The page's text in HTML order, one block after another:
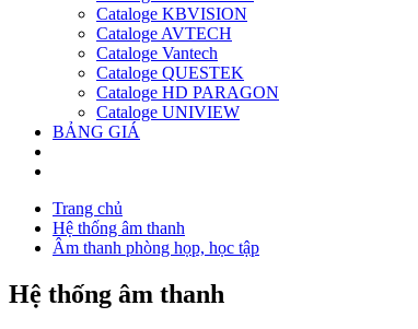
Cataloge KBVISION
Cataloge AVTECH
Cataloge Vantech
Cataloge QUESTEK
Cataloge HD PARAGON
Cataloge UNIVIEW
BẢNG GIÁ
Trang chủ
Hệ thống âm thanh
Âm thanh phòng họp, học tập
Hệ thống âm thanh